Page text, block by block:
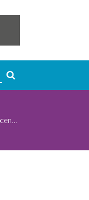
Cincuenta docentes de Chachapoyas culminan diplomado en proyectos de innovación educativa